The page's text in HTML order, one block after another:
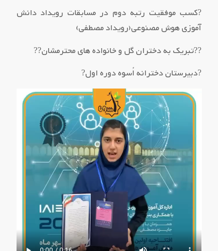
?کسب موفقیت رتبه دوم در مسابقات رویداد دانش
آموزی هوش مصنوعی(رویداد مصطفی)
??تبریک به دختران گل و خانواده های محترمشان??
?دبیرستان دخترانه اُسوه دوره اول?